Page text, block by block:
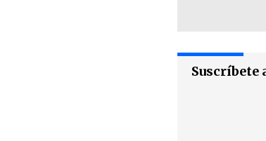
Suscríbete